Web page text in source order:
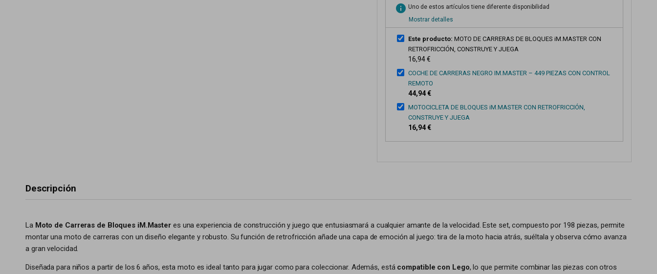
info Uno de estos artículos tiene diferente disponibilidad
Mostrar detalles
Este producto: MOTO DE CARRERAS DE BLOQUES iM.MASTER CON
RETROFRICCIÓN, CONSTRUYE Y JUEGA
16,94 €
COCHE DE CARRERAS NEGRO IM.MASTER – 449 PIEZAS CON CONTROL
REMOTO
44,94 €
MOTOCICLETA DE BLOQUES iM.MASTER CON RETROFRICCIÓN,
CONSTRUYE Y JUEGA
16,94 €
Descripción
La Moto de Carreras de Bloques iM.Master es una experiencia de construcción y juego que entusiasmará a cualquier amante de la velocidad. Este set, compuesto por 198 piezas, permite
montar una moto de carreras con un diseño elegante y robusto. Su función de retrofricción añade una capa de emoción al juego: tira de la moto hacia atrás, suéltala y observa cómo avanza
a gran velocidad.
Diseñada para niños a partir de los 6 años, esta moto es ideal tanto para jugar como para coleccionar. Además, está compatible con Lego, lo que permite combinar las piezas con otros